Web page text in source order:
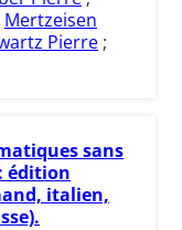
Mertzeisen
Pierre ;
sans
édition
italien,